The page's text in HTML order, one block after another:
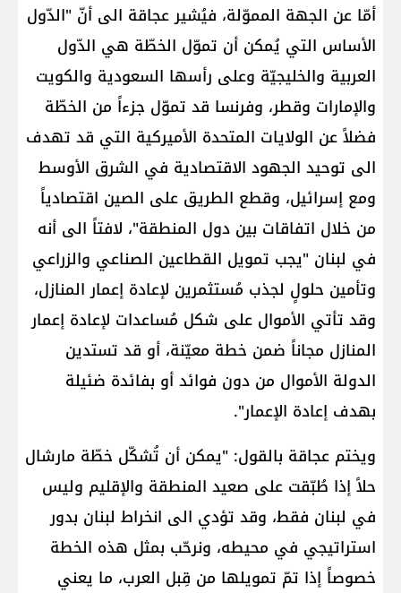
أمّا عن الجهة المموّلة، فيُشير عجاقة الى أنّ "الدّول
الأساس التي يُمكن أن تموّل الخطّة هي الدّول
العربية والخليجيّة وعلى رأسها السعودية والكويت
والإمارات وقطر، وفرنسا قد تموّل جزءاً من الخطّة
فضلاً عن الولايات المتحدة الأميركية التي قد تهدف
الى توحيد الجهود الاقتصادية في الشرق الأوسط
ومع إسرائيل، وقطع الطريق على الصين اقتصادياً
من خلال اتفاقات بين دول المنطقة"، لافتاً الى أنه
في لبنان "يجب تمويل القطاعين الصناعي والزراعي
وتأمين حلولٍ لجذب مُستثمرين لإعادة إعمار المنازل،
وقد تأتي الأموال على شكل مُساعدات لإعادة إعمار
المنازل مجاناً ضمن خطة معيّنة، أو قد تستدين
الدولة الأموال من دون فوائد أو بفائدة ضئيلة
بهدف إعادة الإعمار".
ويختم عجاقة بالقول: "يمكن أن تُشكّل خطّة مارشال
حلاً إذا طُبّقت على صعيد المنطقة والإقليم وليس
في لبنان فقط، وقد تؤدي الى انخراط لبنان بدور
استراتيجي في محيطه، ونرحّب بمثل هذه الخطة
خصوصاً إذا تمّ تمويلها من قِبل العرب، ما يعني